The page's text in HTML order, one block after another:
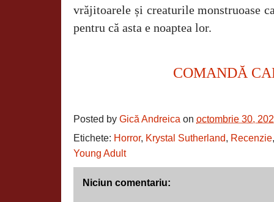
vrăjitoarele și creaturile monstruoase
pentru că asta e noaptea lor.
COMANDĂ
Posted by Gică Andreica on octombrie 30,
Etichete: Horror, Krystal Sutherland, Recenzie
Young Adult
Niciun comentariu: